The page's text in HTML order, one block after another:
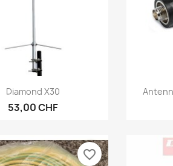
Anteprima
Diamond X30
53,00 CHF
favorite_border